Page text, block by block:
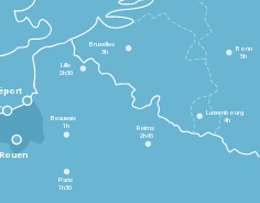
Paris
1h30
Beauvais
1h
Reims
2h45
Lille
2h30
Bruxelles
3h
Bonn
5h
Luxembourg
4h
Rouen